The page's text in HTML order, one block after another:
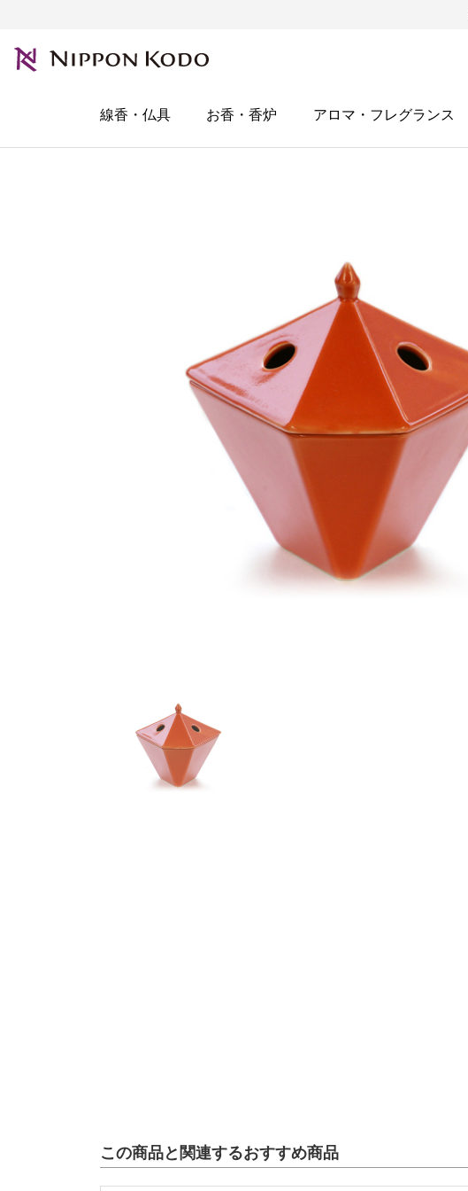
線香・仏具 お香・香炉 アロマ・フレグランス
この商品と関連するおすすめ商品